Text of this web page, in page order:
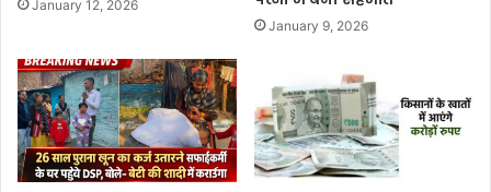
January 12, 2026
January 9, 2026